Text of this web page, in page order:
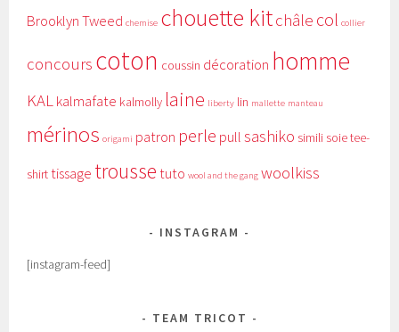
Brooklyn Tweed chemise chouette kitchâle col collier
concours coton coussin décoration homme
KALkalmafate kalmolly laine liberty lin mallette manteau
mérinos origami patron perle pull sashiko simili soietee-
shirt tissage trousse tuto wool and the gang woolkiss
INSTAGRAM
[instagram-feed]
TEAM TRICOT